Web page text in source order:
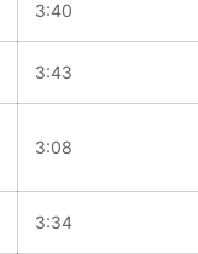
3:40
3:43
3:08
3:34